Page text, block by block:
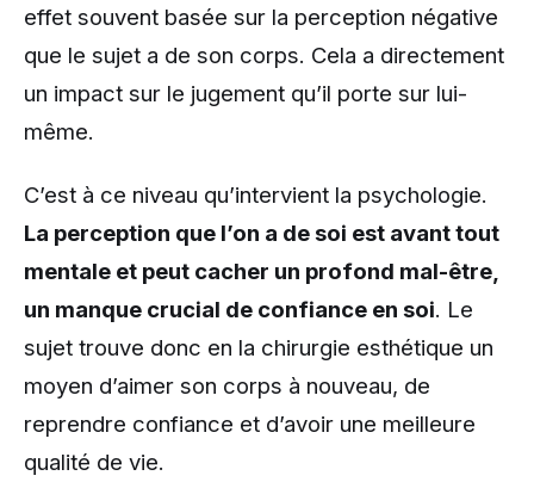
effet souvent basée sur la perception négative
que le sujet a de son corps. Cela a directement
un impact sur le jugement qu’il porte sur lui-
même.
C’est à ce niveau qu’intervient la psychologie.
La perception que l’on a de soi est avant tout
mentale et peut cacher un profond mal-être,
un manque crucial de confiance en soi. Le
sujet trouve donc en la chirurgie esthétique un
moyen d’aimer son corps à nouveau, de
reprendre confiance et d’avoir une meilleure
qualité de vie.